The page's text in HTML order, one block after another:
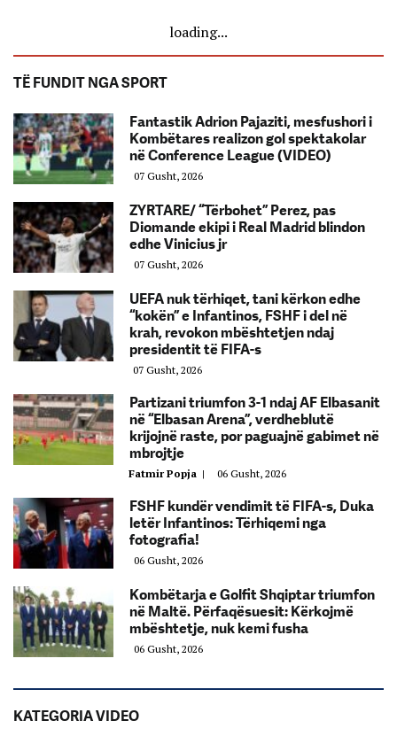
loading...
TË FUNDIT NGA SPORT
Fantastik Adrion Pajaziti, mesfushori i
Kombëtares realizon gol spektakolar
në Conference League (VIDEO)
07 Gusht, 2026
ZYRTARE/ “Tërbohet” Perez, pas
Diomande ekipi i Real Madrid blindon
edhe Vinicius jr
07 Gusht, 2026
UEFA nuk tërhiqet, tani kërkon edhe
“kokën” e Infantinos, FSHF i del në
krah, revokon mbështetjen ndaj
presidentit të FIFA-s
07 Gusht, 2026
Partizani triumfon 3-1 ndaj AF Elbasanit
në “Elbasan Arena”, verdheblutë
krijojnë raste, por paguajnë gabimet në
mbrojtje
Fatmir Popja | 06 Gusht, 2026
FSHF kundër vendimit të FIFA-s, Duka
letër Infantinos: Tërhiqemi nga
fotografia!
06 Gusht, 2026
Kombëtarja e Golfit Shqiptar triumfon
në Maltë. Përfaqësuesit: Kërkojmë
mbështetje, nuk kemi fusha
06 Gusht, 2026
KATEGORIA VIDEO